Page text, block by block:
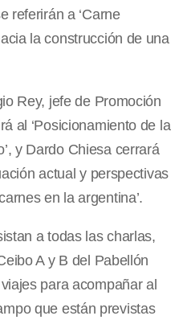
referirán a ‘Carne
la construcción de una
Rey, jefe de Promoción
al ‘Posicionamiento de la
y Dardo Chiesa cerrará
actual y perspectivas
en la argentina’.
a todas las charlas,
A y B del Pabellón
para acompañar al
que están previstas